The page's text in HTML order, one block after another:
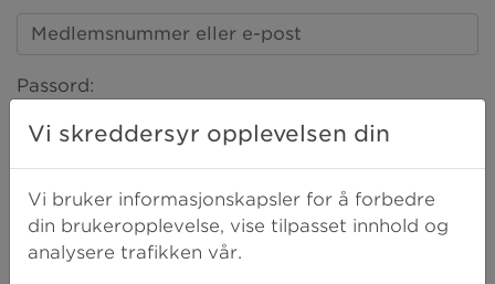
Passord:
LOGG INN
Vi skreddersyr opplevelsen din
Vi bruker informasjonskapsler for å forbedre
din brukeropplevelse, vise tilpasset innhold og
analysere trafikken vår.